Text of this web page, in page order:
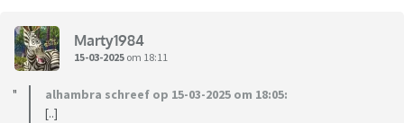
Marty1984
15-03-2025 om 18:11
alhambra schreef op 15-03-2025 om 18:05:
[..]